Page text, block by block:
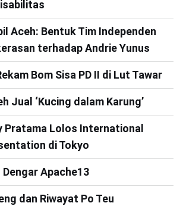
Aceh: Bentuk Tim Independen
terhadap Andrie Yunus
Bom Sisa PD II di Lut Tawar
Jual ‘Kucing dalam Karung’
Pratama Lolos International
di Tokyo
Dengar Apache13
dan Riwayat Po Teu